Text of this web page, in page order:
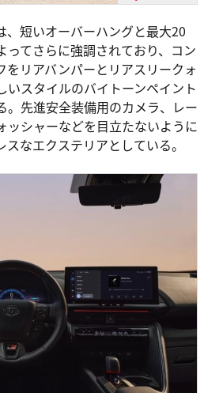
、短いオーバーハングと最大20
ってさらに強調されており、コン
をリアバンパーとリアスリークォ
いスタイルのバイトーンペイント
。先進安全装備用のカメラ、レー
ッシャーなどを目立たないように
なエクステリアとしている。